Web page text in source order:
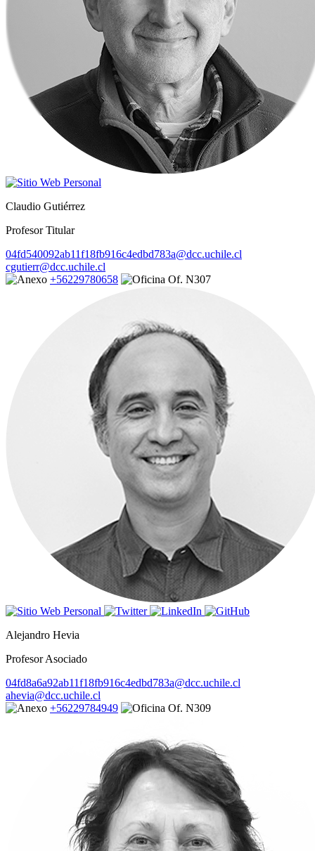
Claudio Gutiérrez
Profesor Titular
04fd540092ab11f18fb916c4edbd783a@dcc.uchile.cl
cgutierr@dcc.uchile.cl
+56229780658
Of. N307
Alejandro Hevia
Profesor Asociado
04fd8a6a92ab11f18fb916c4edbd783a@dcc.uchile.cl
ahevia@dcc.uchile.cl
+56229784949
Of. N309